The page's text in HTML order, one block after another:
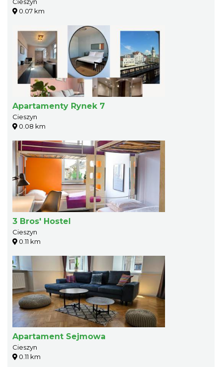
0.07 km
Apartamenty Rynek 7
Cieszyn
0.08 km
3 Bros' Hostel
Cieszyn
0.11 km
Apartament Sejmowa
Cieszyn
0.11 km